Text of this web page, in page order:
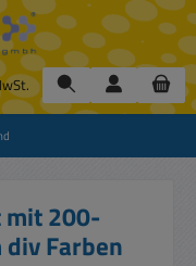
200-
Farben